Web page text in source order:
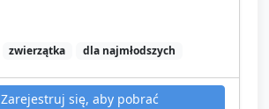
zwierzątka dla najmłodszych
Zarejestruj się, aby pobrać